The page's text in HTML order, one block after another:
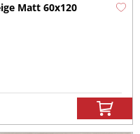
Matt 60x120